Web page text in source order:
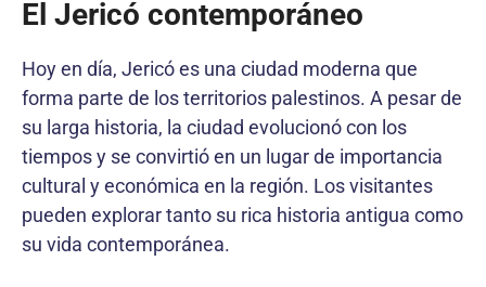
El Jericó contemporáneo
Hoy en día, Jericó es una ciudad moderna que
forma parte de los territorios palestinos. A pesar de
su larga historia, la ciudad evolucionó con los
tiempos y se convirtió en un lugar de importancia
cultural y económica en la región. Los visitantes
pueden explorar tanto su rica historia antigua como
su vida contemporánea.